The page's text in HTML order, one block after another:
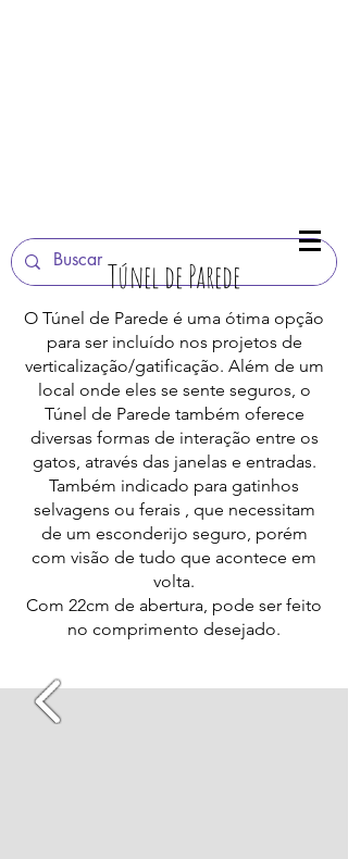
Túnel de Parede
O Túnel de Parede é uma ótima opção
para ser incluído nos projetos de
verticalização/gatificação. Além de um
local onde eles se sente seguros, o
Túnel de Parede também oferece
diversas formas de interação entre os
gatos, através das janelas e entradas.
Também indicado para gatinhos
selvagens ou ferais , que necessitam
de um esconderijo seguro, porém
com visão de tudo que acontece em
volta.
Com 22cm de abertura, pode ser feito
no comprimento desejado.